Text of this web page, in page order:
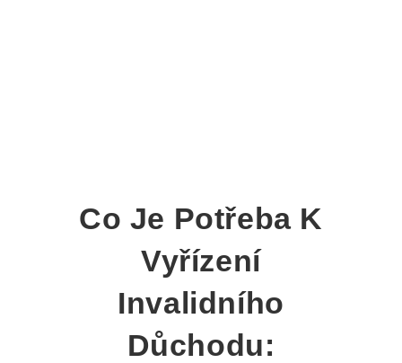
Co Je Potřeba K
Vyřízení
Invalidního
Důchodu: